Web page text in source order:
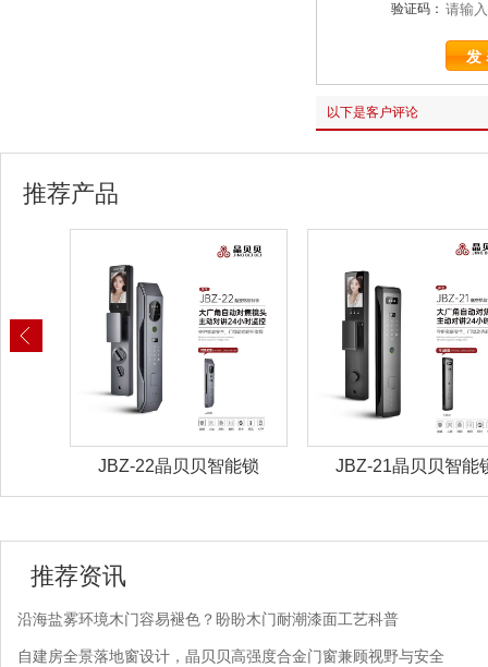
验证码：
以下是客户评论
推荐产品
JBZ-22晶贝贝智能锁 JBZ-21晶贝贝智能
推荐资讯
沿海盐雾环境木门容易褪色？盼盼木门耐潮漆面工艺科普
自建房全景落地窗设计，晶贝贝高强度合金门窗兼顾视野与安全